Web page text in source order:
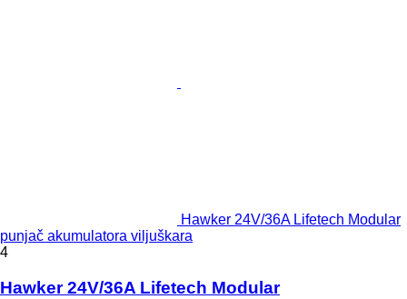
Hawker 24V/36A Lifetech Modular
punjač akumulatora viljuškara
4
Hawker 24V/36A Lifetech Modular